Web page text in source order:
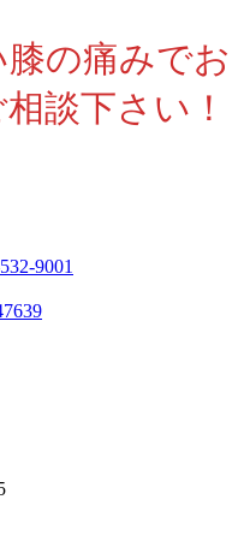
の痛みでお
談下さい！